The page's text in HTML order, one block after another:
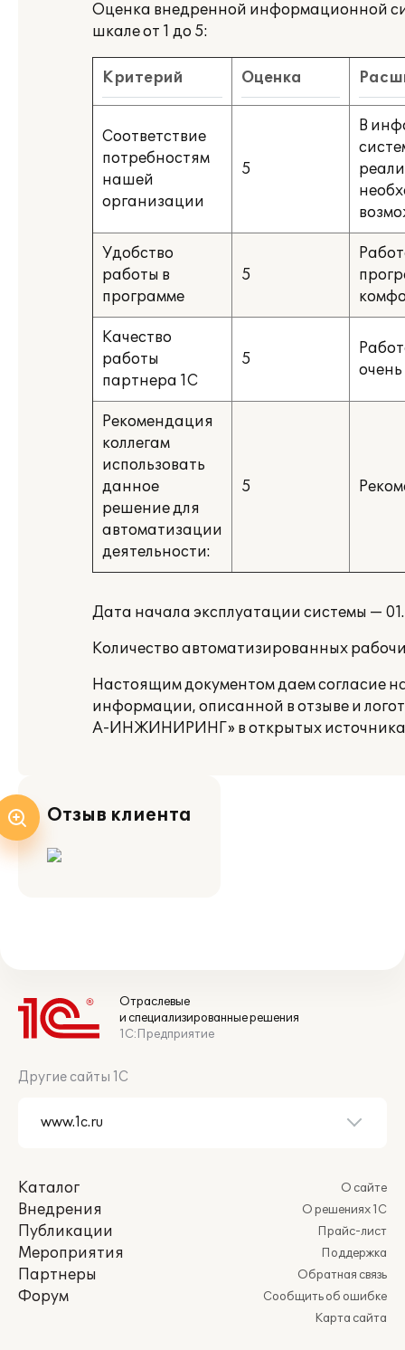
Оценка внедренной информационной
шкале от 1 до 5:
Критерий Оценка
Соответствие
потребностям
нашей
организации
5
В
Удобство
работы в
программе
5
Качество
работы
партнера 1C
5
Рекомендация
коллегам
использовать
данное
решение для
автоматизации
деятельности:
5
Дата начала эксплуатации системы —
Количество автоматизированных
Настоящим документом даем согласие
информации, описанной в отзыве и
А-ИНЖИНИРИНГ» в открытых
Отзыв клиента
Отраслевые
и специализированные решения
1С:Предприятие
Другие сайты 1С
Каталог
Внедрения
Публикации
Мероприятия
Партнеры
Форум
О сайте
О решениях 1С
Прайс-лист
Поддержка
Обратная связь
Сообщить об ошибке
Карта сайта